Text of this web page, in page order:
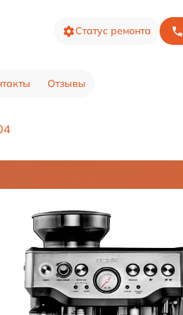
Статус ремонта
Отзывы